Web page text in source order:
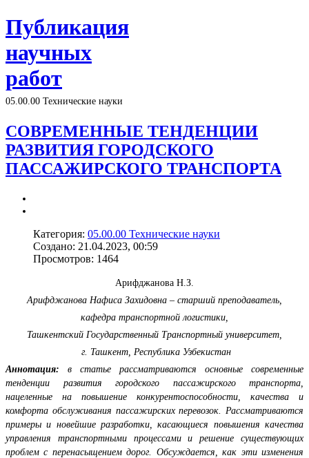
Публикация
научных
работ
05.00.00 Технические науки
СОВРЕМЕННЫЕ ТЕНДЕНЦИИ
РАЗВИТИЯ ГОРОДСКОГО
ПАССАЖИРСКОГО ТРАНСПОРТА
Категория: 05.00.00 Технические науки
Создано: 21.04.2023, 00:59
Просмотров: 1464
Арифджанова Н.З.
Арифджанова Нафиса Захидовна – старший преподаватель,
кафедра транспортной логистики,
Ташкентский Государственный Транспортный университет,
г. Ташкент, Республика Узбекистан
Аннотация: в статье рассматриваются основные современные
тенденции развития городского пассажирского транспорта,
нацеленные на повышение конкурентоспособности, качества и
комфорта обслуживания пассажирских перевозок. Рассматриваются
примеры и новейшие разработки, касающиеся повышения качества
управления транспортными процессами и решение существующих
проблем с перенасыщением дорог. Обсуждается, как эти изменения